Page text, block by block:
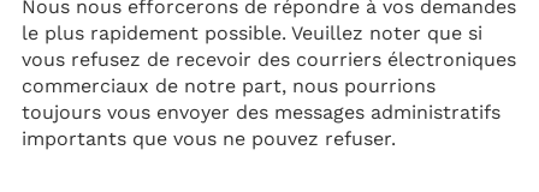
Nous nous efforcerons de répondre à vos demandes
le plus rapidement possible. Veuillez noter que si
vous refusez de recevoir des courriers électroniques
commerciaux de notre part, nous pourrions
toujours vous envoyer des messages administratifs
importants que vous ne pouvez refuser.